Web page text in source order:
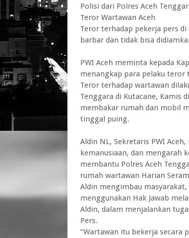
Polisi dari Polres Aceh
Teror Wartawan Aceh
Teror terhadap pekerja pers
barbar dan tidak bisa
PWI Aceh meminta kepada
menangkap para pelaku teror
Teror terhadap wartawan
Tenggara di Kutacane, Kamis
membakar rumah dan mobil
tinggal puing.
Aldin NL, Sekretaris PWI
kemanusiaan, dan mengarah
membantu Polres Aceh
rumah wartawan Harian
Aldin mengimbau
menggunakan Hak Jawab
Aldin, dalam menjalankan
Pers.
“Wartawan itu bekerja secara